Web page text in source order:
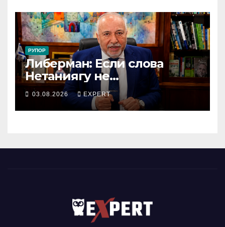
РУПОР
Либерман: Если слова
Нетаниягу не
предвыборный трюк, пусть
докажет это делом
03.08.2026 EXPERT